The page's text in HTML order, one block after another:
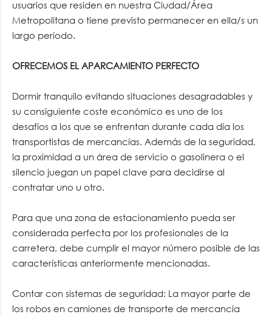
usuarios que residen en nuestra Ciudad/Área
Metropolitana o tiene previsto permanecer en ella/s un
largo período.
OFRECEMOS EL APARCAMIENTO PERFECTO
Dormir tranquilo evitando situaciones desagradables y
su consiguiente coste económico es uno de los
desafíos a los que se enfrentan durante cada día los
transportistas de mercancías. Además de la seguridad,
la proximidad a un área de servicio o gasolinera o el
silencio juegan un papel clave para decidirse al
contratar uno u otro.
Para que una zona de estacionamiento pueda ser
considerada perfecta por los profesionales de la
carretera, debe cumplir el mayor número posible de las
características anteriormente mencionadas.
Contar con sistemas de seguridad: La mayor parte de
los robos en camiones de transporte de mercancía